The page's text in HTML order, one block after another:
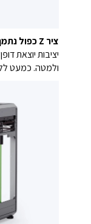
ציר Z כפול נתמך על ידי 4 מוטות לינאריים
יציבות יוצאת
ולמטה. כמעט